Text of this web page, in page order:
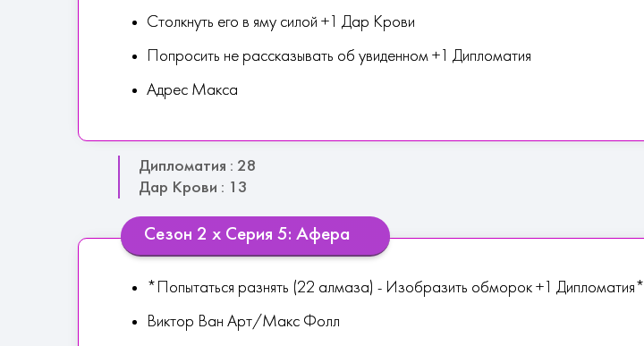
Столкнуть его в яму силой +1 Дар Крови
Попросить не рассказывать об увиденном +1 Дипломатия
Адрес Макса
Дипломатия : 28
Дар Крови : 13
Сезон 2 х Серия 5: Афера
*Попытаться разнять (22 алмаза) - Изобразить обморок +1 Дипломатия*
Виктор Ван Арт/Макс Фолл